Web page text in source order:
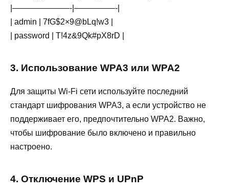
|———————-|—————-|
| admin | 7fG$2×9@bLq!w3 |
| password | T!4z&9Qk#pX8rD |
3. Использование WPA3 или WPA2
Для защиты Wi-Fi сети используйте последний
стандарт шифрования WPA3, а если устройство не
поддерживает его, предпочтительно WPA2. Важно,
чтобы шифрование было включено и правильно
настроено.
4. Отключение WPS и UPnP